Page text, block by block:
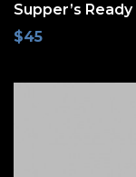
Supper’s Ready
$45